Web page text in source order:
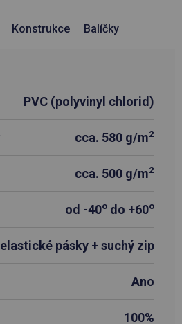
Konstrukce Balíčky
PVC (polyvinyl chlorid)
cca. 580 g/m2
cca. 500 g/m2
od -40o do +60o
pásky + suchý zip
Ano
100%